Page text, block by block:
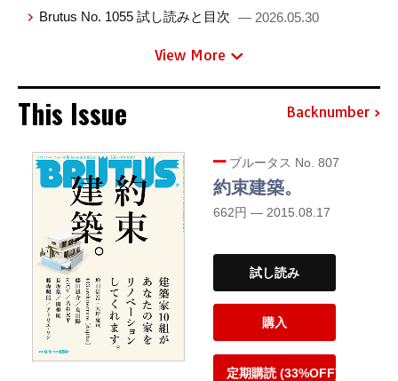
Brutus No. 1055 試し読みと目次 — 2026.05.30
View More
This Issue Backnumber
ブルータス No. 807
約束建築。
662円 — 2015.08.17
試し読み
購入
定期購読 (33%OFF)